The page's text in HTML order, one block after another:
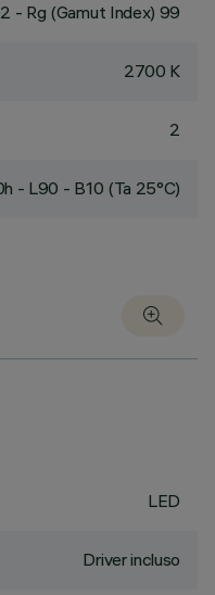
- Rg (Gamut Index) 99
2700 K
2
- L90 - B10 (Ta 25°C)
LED
Driver incluso